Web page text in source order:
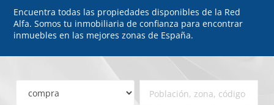
Encuentra todas las propiedades disponibles de la Red
Alfa. Somos tu inmobiliaria de confianza para encontrar
inmuebles en las mejores zonas de España.